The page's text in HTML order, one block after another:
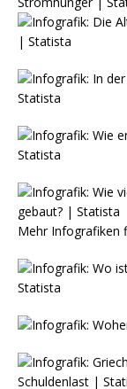
Mehr Infografiken